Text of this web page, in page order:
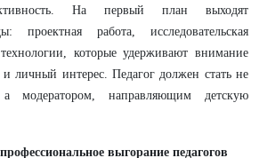
На первый план выходят
проектная работа, исследовательская
технологии, которые удерживают внимание
и личный интерес. Педагог должен стать не
модератором, направляющим детскую
выгорание педагогов